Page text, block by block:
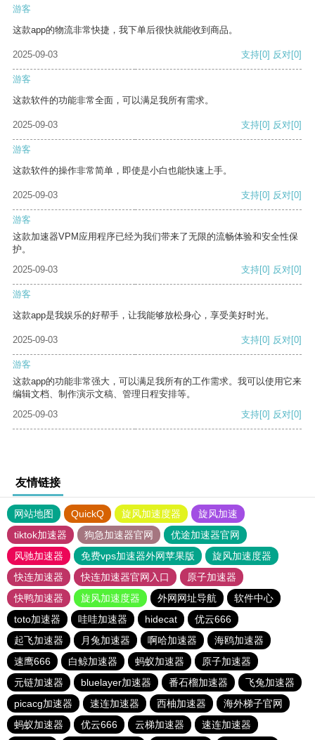
游客
这款app的物流非常快捷，我下单后很快就能收到商品。
2025-09-03 支持[0] 反对[0]
游客
这款软件的功能非常全面，可以满足我所有需求。
2025-09-03 支持[0] 反对[0]
游客
这款软件的操作非常简单，即使是小白也能快速上手。
2025-09-03 支持[0] 反对[0]
游客
这款加速器VPM应用程序已经为我们带来了无限的流畅体验和安全性保
护。
2025-09-03
支持[0] 反对[0]
游客
这款app是我娱乐的好帮手，让我能够放松身心，享受美好时光。
2025-09-03 支持[0] 反对[0]
游客
这款app的功能非常强大，可以满足我所有的工作需求。我可以使用它来
编辑文档、制作演示文稿、管理日程安排等。
2025-09-03
支持[0] 反对[0]
友情链接
网站地图 QuickQ 旋风加速度器
旋风加速
tiktok加速器
狗急加速器官网
优途加速器官网
风驰加速器
免费vps加速器外网苹果版
旋风加速度器
快连加速器
快连加速器官网入口
原子加速器
快鸭加速器
旋风加速度器 外网网址导航
软件中心
toto加速器
哇哇加速器 hidecat
优云666
起飞加速器
月兔加速器 啊哈加速器
海鸥加速器
速鹰666
白鲸加速器 蚂蚁加速器
原子加速器
元链加速器
bluelayer加速器 番石榴加速器
飞兔加速器
picacg加速器
速连加速器 西柚加速器
海外梯子官网
蚂蚁加速器
优云666 云梯加速器 速连加速器